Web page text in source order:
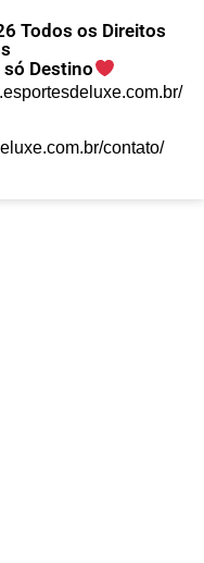
Todos os Direitos
Destino
contato/